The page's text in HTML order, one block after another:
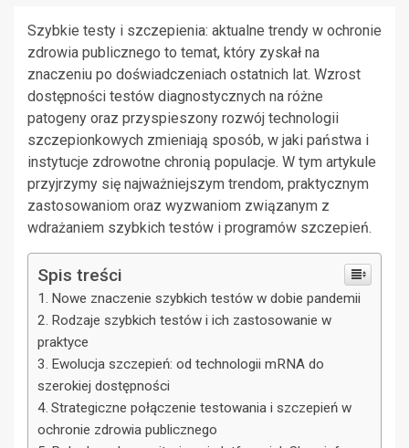
Szybkie testy i szczepienia: aktualne trendy w ochronie
zdrowia publicznego to temat, który zyskał na
znaczeniu po doświadczeniach ostatnich lat. Wzrost
dostępności testów diagnostycznych na różne
patogeny oraz przyspieszony rozwój technologii
szczepionkowych zmieniają sposób, w jaki państwa i
instytucje zdrowotne chronią populacje. W tym artykule
przyjrzymy się najważniejszym trendom, praktycznym
zastosowaniom oraz wyzwaniom związanym z
wdrażaniem szybkich testów i programów szczepień.
Spis treści
Nowe znaczenie szybkich testów w dobie pandemii
Rodzaje szybkich testów i ich zastosowanie w
praktyce
Ewolucja szczepień: od technologii mRNA do
szerokiej dostępności
Strategiczne połączenie testowania i szczepień w
ochronie zdrowia publicznego